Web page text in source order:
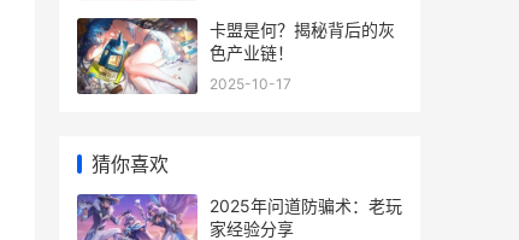
卡盟是何？揭秘背后的灰
色产业链！
2025-10-17
猜你喜欢
2025年问道防骗术：老玩
家经验分享